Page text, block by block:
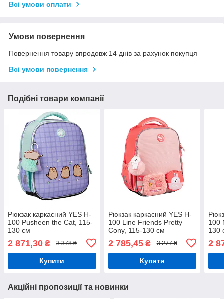
Всі умови оплати
Умови повернення
Повернення товару впродовж 14 днів за рахунок покупця
Всі умови повернення
Подібні товари компанії
Рюкзак каркасний YES H-
100 Pusheen the Cat, 115-
130 см
2 871,30 ₴ 3 378 ₴
Купити
Рюкзак каркасний YES H-
100 Line Friends Pretty
Cony, 115-130 см
2 785,45₴ 3 277 ₴
Купити
100
130
2
Акційні пропозиції та новинки